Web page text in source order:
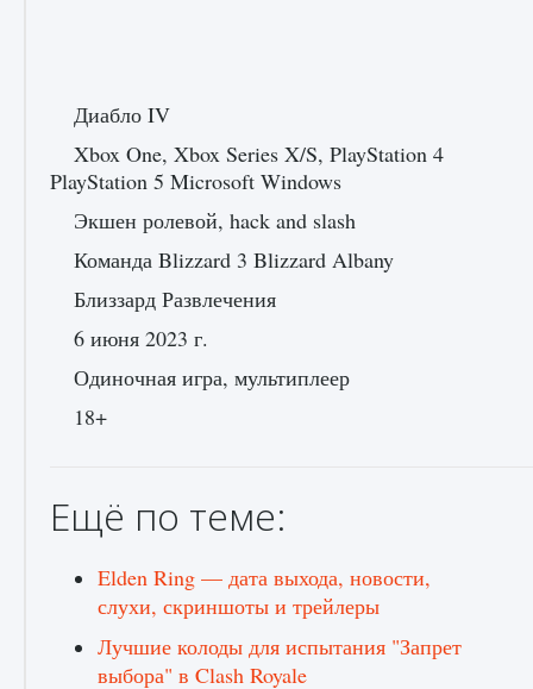
Диабло IV
Xbox One, Xbox Series X/S, PlayStation 4
PlayStation 5 Microsoft Windows
Экшен ролевой, hack and slash
Команда Blizzard 3 Blizzard Albany
Близзард Развлечения
6 июня 2023 г.
Одиночная игра, мультиплеер
18+
Ещё по теме:
Elden Ring — дата выхода, новости,
слухи, скриншоты и трейлеры
Лучшие колоды для испытания "Запрет
выбора" в Clash Royale